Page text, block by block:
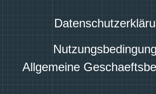
Allgemeine